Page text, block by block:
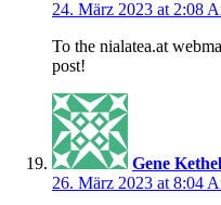
24. März 2023 at 2:08
To the nialatea.at
post!
Gene Kethel
26. März 2023 at 8:04